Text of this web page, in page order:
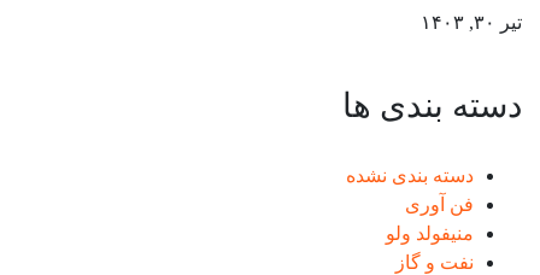
تیر ۳۰, ۱۴۰۳
دسته بندی ها
دسته بندی نشده
فن آوری
منیفولد ولو
نفت و گاز